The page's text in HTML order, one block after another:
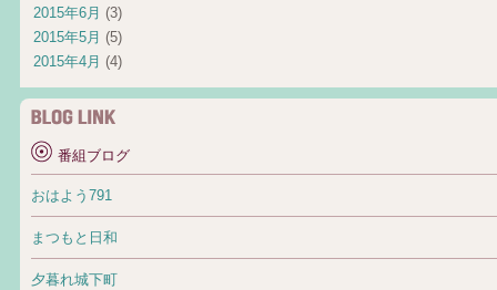
2015年6月 (3)
2015年5月 (5)
2015年4月 (4)
番組ブログ
おはよう791
まつもと日和
夕暮れ城下町